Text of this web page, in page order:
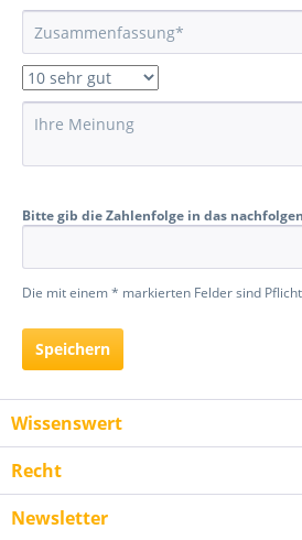
Bitte gib die Zahlenfolge in das
Die mit einem * markierten Felder sind
Speichern
Wissenswert
Recht
Newsletter